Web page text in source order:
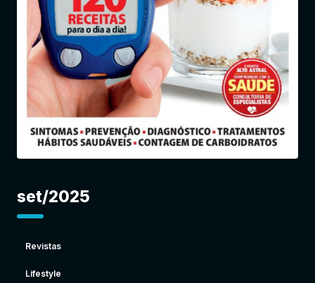
set/2025
Revistas
Lifestyle